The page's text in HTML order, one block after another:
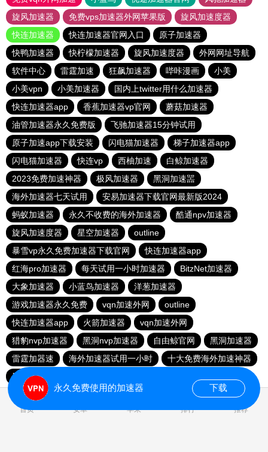
旋风加速器
免费vps加速器外网苹果版
旋风加速度器
快连加速器
快连加速器官网入口
原子加速器
快鸭加速器
快柠檬加速器 旋风加速度器
外网网址导航
软件中心
雷霆加速 狂飙加速器 哔咔漫画
小美
小美vpn
小美加速器
国内上twitter用什么加速器
快连加速器app
香蕉加速器vp官网
蘑菇加速器
油管加速器永久免费版
飞驰加速器15分钟试用
原子加速app下载安装
闪电猫加速器
梯子加速器app
闪电猫加速器
快连vp 西柚加速
白鲸加速器
2023免费加速神器
极风加速器
黑洞加速噐
海外加速器七天试用
安易加速器下载官网最新版2024
蚂蚁加速器
永久不收费的海外加速器
酷通npv加速器
旋风加速度器
星空加速器
outline
暴雪vp永久免费加速器下载官网
快连加速器app
红海pro加速器
每天试用一小时加速器
BitzNet加速器
大象加速器
小蓝鸟加速器
洋葱加速器
游戏加速器永久免费
vqn加速外网
outline
快连加速器app
火箭加速器
vqn加速外网
猎豹nvp加速器
黑洞nvp加速器 自由鲸官网
黑洞加速器
雷霆加器速
海外加速器试用一小时
十大免费海外加速神器
黑洞加速器下载永久免费版
首页 安卓 苹果 排行 推荐
永久免费使用的加速器 下载
0.045895s